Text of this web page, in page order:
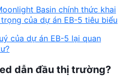
Basin chính thức khai
của dự án EB-5 tiêu biểu
của dự án EB-5 lại quan
dẫn đầu thị trường?